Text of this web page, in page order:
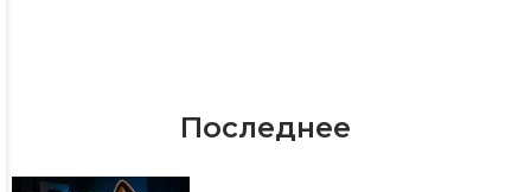
Последнее